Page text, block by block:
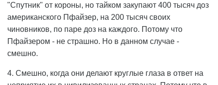
"Спутник" от короны, но тайком закупают 400 тысяч доз
американского Пфайзер, на 200 тысяч своих
чиновников, по паре доз на каждого. Потому что
Пфайзером - не страшно. Но в данном случае -
смешно.
4. Смешно, когда они делают круглые глаза в ответ на